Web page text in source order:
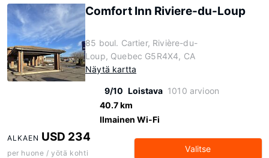
Comfort Inn Riviere-du-Loup
85 boul. Cartier, Rivière-du-
Loup, Quebec G5R4X4, CA
Näytä kartta
9/10 Loistava 1010 arvioon
40.7 km
Ilmainen Wi-Fi
ALKAEN USD 234
per huone / yötä kohti Valitse